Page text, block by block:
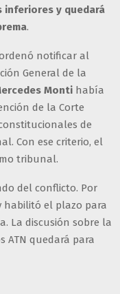
inferiores y quedará
.
notificar al
General de la
Monti había
de la Corte
de
Con ese criterio, el
tribunal.
del conflicto. Por
habilitó el plazo para
La discusión sobre la
ATN quedará para